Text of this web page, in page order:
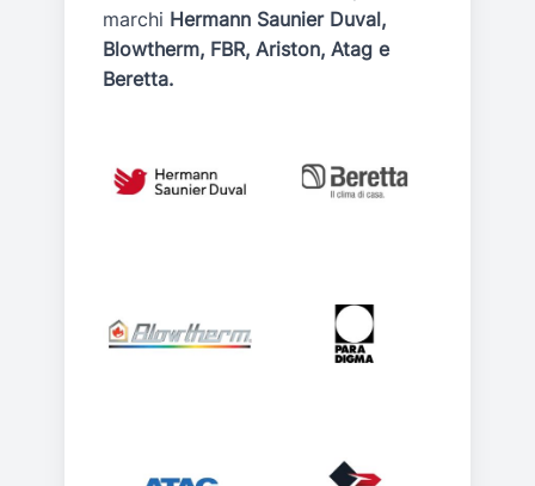
marchi Hermann Saunier Duval,
Blowtherm, FBR, Ariston, Atag e
Beretta.